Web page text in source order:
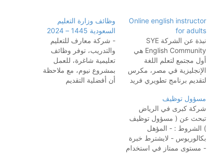
Online english instructor
for adults
نبذة عن الشركة SYE
English Community هي
أول مجتمع لتعلم اللغة
الإنجليزية في مصر، مكرس
لتقديم برنامج تطويري فريد
اللغة الإنجليزية وتعزيز فرص
النجاح في الحياة. يعمل
فريقنا من المدربين
الموهوبين على تطوير
مستوى الكفاءة اللغوية
لأعضائنا ومساعدتهم على
وظائف وزارة التعليم
السعودية 1445 – 2024
- شركة معارف للتعليم
والتدريب، توفر وظائف
تعليمية شاغرة، للعمل
بمشروع نيوم، مع ملاحظة
أن أفضلية التقديم
مسؤول توظيف
شركة كبرى في الرياض
تبحث عن ( مسؤول توظيف
) الشروط : - المؤهل
بكالوريوس - لايشترط خبرة
- مستوى ممتاز في استخدام